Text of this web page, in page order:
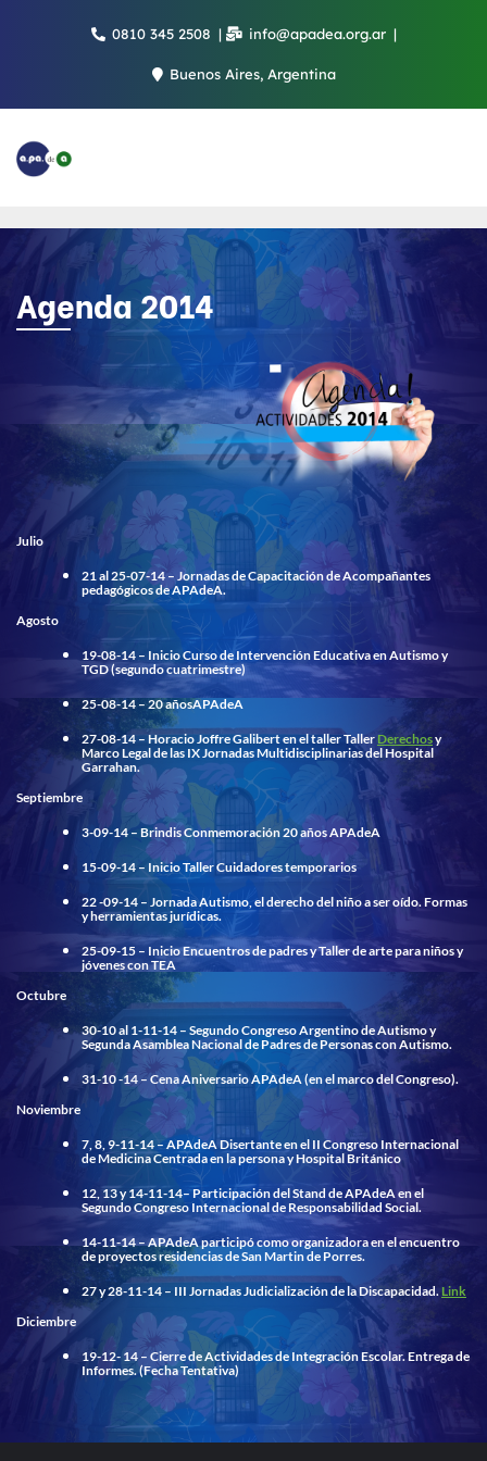
0810 345 2508 info@apadea.org.ar
Buenos Aires, Argentina
Agenda 2014
Julio
21 al 25-07-14 – Jornadas de Capacitación de Acompañantes
pedagógicos de APAdeA.
Agosto
19-08-14 – Inicio Curso de Intervención Educativa en Autismo y
TGD (segundo cuatrimestre)
25-08-14 – 20 añosAPAdeA
27-08-14 – Horacio Joffre Galibert en el taller TallerDerechosy
Marco Legal de las IX Jornadas Multidisciplinarias del Hospital
Garrahan.
Septiembre
3-09-14 – Brindis Conmemoración 20 años APAdeA
15-09-14 – Inicio Taller Cuidadores temporarios
22 -09-14 – Jornada Autismo, el derecho del niño a ser oído. Formas
y herramientas jurídicas.
25-09-15 – Inicio Encuentros de padres y Taller de arte para niños y
jóvenes con TEA
Octubre
30-10 al 1-11-14 – Segundo Congreso Argentino de Autismo y
Segunda Asamblea Nacional de Padres de Personas con Autismo.
31-10-14 – Cena Aniversario APAdeA (en el marco del Congreso).
Noviembre
7, 8, 9-11-14– APAdeA Disertante en el II Congreso Internacional
de Medicina Centrada en la persona y Hospital Británico
12, 13 y 14-11-14– Participación del Stand de APAdeA en el
Segundo Congreso Internacional de Responsabilidad Social.
14-11-14– APAdeA participó como organizadora en el encuentro
de proyectos residencias de San Martin de Porres.
27 y 28-11-14 – III Jornadas Judicialización de la Discapacidad.Link
Diciembre
19-12- 14 – Cierre de Actividades de Integración Escolar. Entrega de
Informes.(Fecha Tentativa)